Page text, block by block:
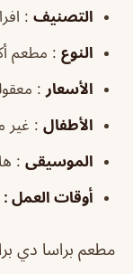
التصنيف :
النوع : مطعم
الأسعار :
الأطفال : غير
الموسيقى :
أوقات العمل :
مطعم براسا دي